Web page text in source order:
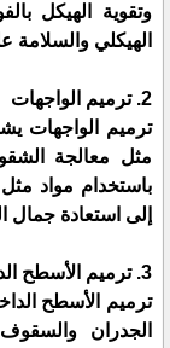
وتقوية الهيكل
الهيكلي والسلامة
2. ترميم الواجهات
ترميم الواجهات
مثل معالجة
باستخدام مواد
إلى استعادة جمال
3. ترميم الأسطح الداخلية
ترميم الأسطح
الجدران